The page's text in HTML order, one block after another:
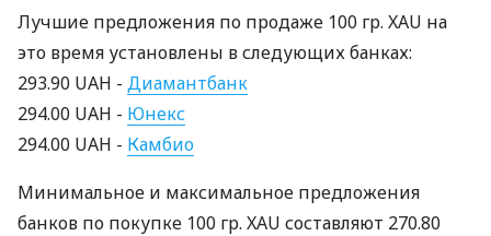
Лучшие предложения по продаже 100 гр. XAU на
это время установлены в следующих банках:
293.90 UAH - Диамантбанк
294.00 UAH - Юнекс
294.00 UAH - Камбио
Минимальное и максимальное предложения
банков по покупке 100 гр. XAU составляют 270.80